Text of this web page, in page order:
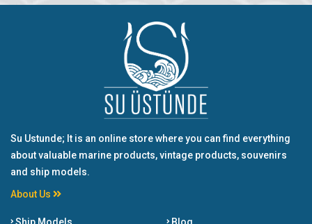
Su Ustunde; It is an online store where you can find everything
about valuable marine products, vintage products, souvenirs
and ship models.
About Us